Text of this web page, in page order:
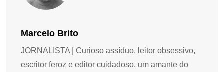
Marcelo Brito
JORNALISTA | Curioso assíduo, leitor obsessivo,
escritor feroz e editor cuidadoso, um amante do